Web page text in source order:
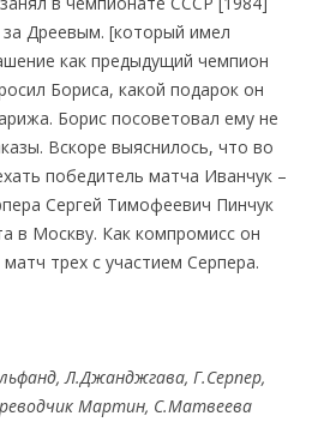
Дреевым. [который имел
как предыдущий чемпион
Бориса, какой подарок он
Борис посоветовал ему не
Вскоре выяснилось, что во
победитель матча Иванчук –
Сергей Тимофеевич Пинчук
в Москву. Как компромисс он
трех с участием Серпера.
Л.Джанджгава, Г.Серпер,
Мартин, С.Матвеева